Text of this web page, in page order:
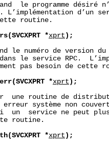
le programme désiré
L’implémentation d’un
routine.
*xprt );
le numéro de version
le service RPC.
pas besoin de cette
*xprt );
une routine de
système non
un  service ne peut
routine.
*xprt );